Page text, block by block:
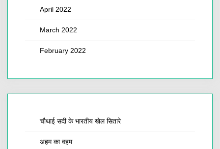
April 2022
March 2022
February 2022
चौथाई सदी के भारतीय खेल सितारे
अहम का वहम